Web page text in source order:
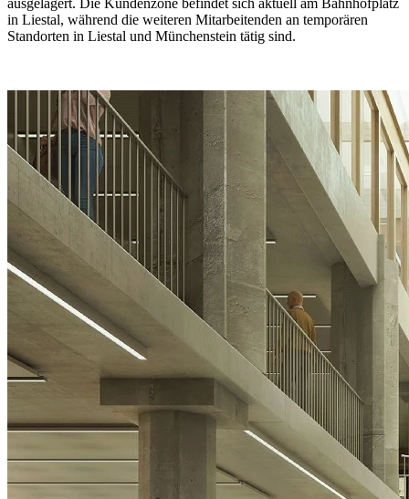
ausgelagert. Die Kundenzone befindet sich aktuell am Bahnhofplatz
in Liestal, während die weiteren Mitarbeitenden an temporären
Standorten in Liestal und Münchenstein tätig sind.